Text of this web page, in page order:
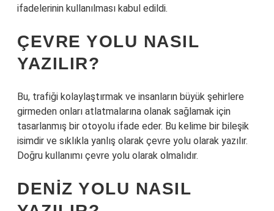
ifadelerinin kullanılması kabul edildi.
ÇEVRE YOLU NASIL
YAZILIR?
Bu, trafiği kolaylaştırmak ve insanların büyük şehirlere
girmeden onları atlatmalarına olanak sağlamak için
tasarlanmış bir otoyolu ifade eder. Bu kelime bir bileşik
isimdir ve sıklıkla yanlış olarak çevre yolu olarak yazılır.
Doğru kullanımı çevre yolu olarak olmalıdır.
DENIZ YOLU NASIL